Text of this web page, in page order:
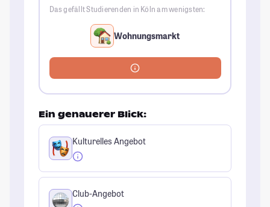
Das gefällt Studierenden in Köln am wenigsten:
Wohnungsmarkt
Ein genauerer Blick:
Kulturelles Angebot
Club-Angebot